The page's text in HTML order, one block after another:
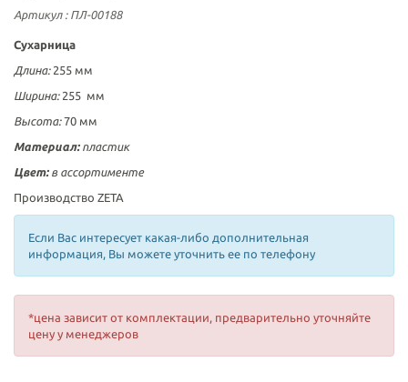
Артикул: ПЛ-00188
Сухарница
Длина:255 мм
Ширина:255 мм
Высота:70 мм
Материал: пластик
Цвет: в ассортименте
Производство ZETA
Если Вас интересует какая-либо дополнительная
информация, Вы можете уточнить ее по телефону
*цена зависит от комплектации, предварительно уточняйте
цену у менеджеров